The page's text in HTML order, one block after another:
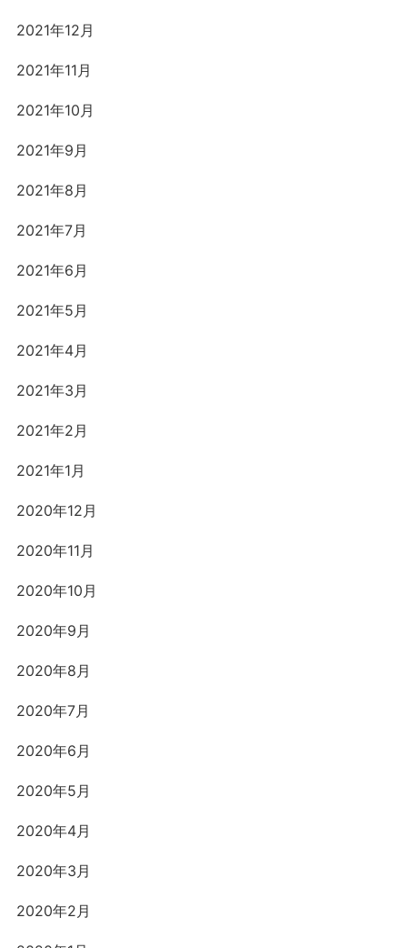
2021年12月
2021年11月
2021年10月
2021年9月
2021年8月
2021年7月
2021年6月
2021年5月
2021年4月
2021年3月
2021年2月
2021年1月
2020年12月
2020年11月
2020年10月
2020年9月
2020年8月
2020年7月
2020年6月
2020年5月
2020年4月
2020年3月
2020年2月